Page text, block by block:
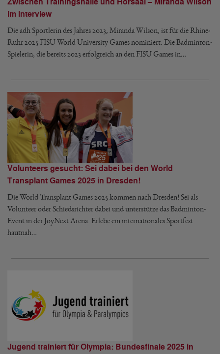
Zwischen Trainingshalle und Hörsaal – Miranda Wilson
im Interview
Die adh Sportlerin des Jahres 2023, Miranda Wilson, ist für die Rhine-
Ruhr 2025 FISU World University Games nominiert. Die Badminton-
Spielerin, die bereits 2023 erfolgreich an den FISU Games in…
Volunteers gesucht: Sei dabei bei den World
Transplant Games 2025 in Dresden!
Die World Transplant Games 2025 kommen nach Dresden! Sei als
Volunteer oder Schiedsrichter dabei und unterstütze das Badminton-
Event in der JoyNext Arena. Erlebe ein internationales Sportfest
hautnah…
Jugend trainiert für Olympia: Bundesfinale 2025 in